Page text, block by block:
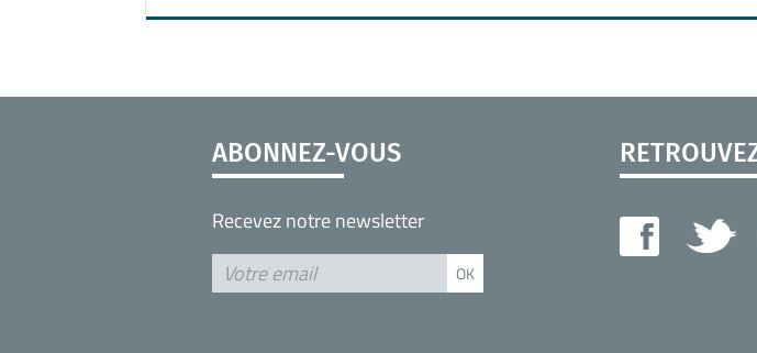
ABONNEZ-VOUS
Recevez notre newsletter